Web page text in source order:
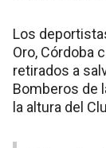
Los
Oro, Córdoba
retirados a
Bomberos de
la altura del